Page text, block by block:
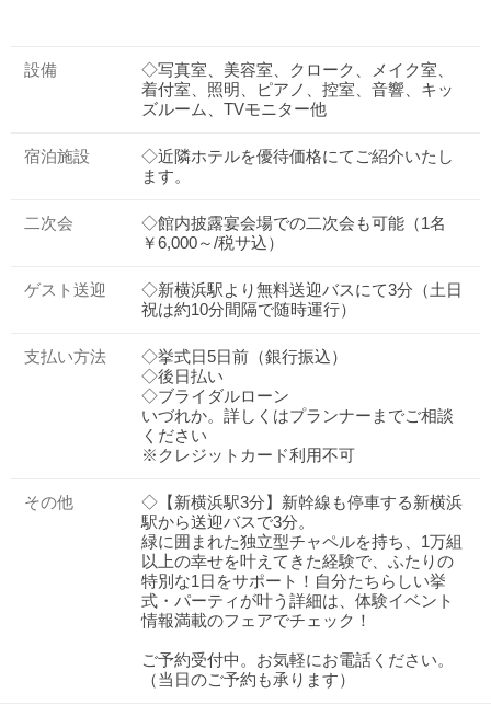
設備
◇写真室、美容室、クローク、メイク室、
着付室、照明、ピアノ、控室、音響、キッ
ズルーム、TVモニター他
宿泊施設
◇近隣ホテルを優待価格にてご紹介いたし
ます。
二次会
◇館内披露宴会場での二次会も可能（1名
￥6,000～/税サ込）
ゲスト送迎
◇新横浜駅より無料送迎バスにて3分（土日
祝は約10分間隔で随時運行）
支払い方法
◇挙式日5日前（銀行振込）
◇後日払い
◇ブライダルローン
いづれか。詳しくはプランナーまでご相談
ください
※クレジットカード利用不可
その他
◇【新横浜駅3分】新幹線も停車する新横浜
駅から送迎バスで3分。
緑に囲まれた独立型チャペルを持ち、1万組
以上の幸せを叶えてきた経験で、ふたりの
特別な1日をサポート！自分たちらしい挙
式・パーティが叶う詳細は、体験イベント
情報満載のフェアでチェック！
ご予約受付中。お気軽にお電話ください。
（当日のご予約も承ります）